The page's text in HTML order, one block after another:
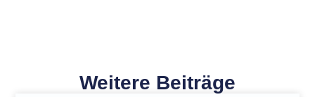
Weitere Beiträge